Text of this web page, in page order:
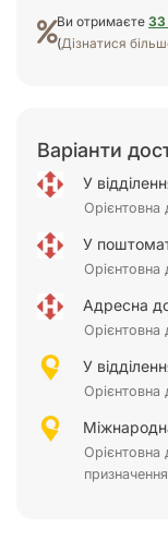
Ви отримаєте 33
(Дізнатися
Варіанти
У
Орієнтовна
У
Орієнтовна
Адресна
Орієнтовна
У
Орієнтовна
Орієнтовна
призначення